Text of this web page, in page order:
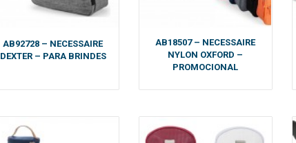
AB92728 – NECESSAIRE
DEXTER – PARA BRINDES
AB18507 – NECESSAIRE
NYLON OXFORD –
PROMOCIONAL